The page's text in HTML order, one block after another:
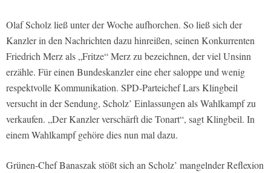
Olaf Scholz ließ unter der Woche aufhorchen. So ließ sich der
Kanzler in den Nachrichten dazu hinreißen, seinen Konkurrenten
Friedrich Merz als „Fritze“ Merz zu bezeichnen, der viel Unsinn
erzähle. Für einen Bundeskanzler eine eher saloppe und wenig
respektvolle Kommunikation. SPD-Parteichef Lars Klingbeil
versucht in der Sendung, Scholz’ Einlassungen als Wahlkampf zu
verkaufen. „Der Kanzler verschärft die Tonart“, sagt Klingbeil. In
einem Wahlkampf gehöre dies nun mal dazu.
Grünen-Chef Banaszak stößt sich an Scholz’ mangelnder Reflexion